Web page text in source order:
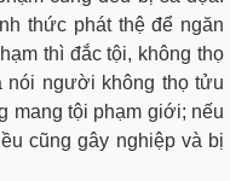
thức phát thệ để ngăn
thì đắc tội, không thọ
nói người không thọ tửu
mang tội phạm giới; nếu
cũng gây nghiệp và bị